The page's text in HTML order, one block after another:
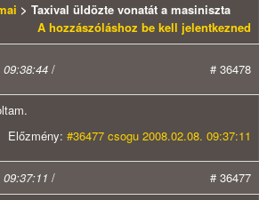
> Taxival üldözte vonatát a masiniszta
A hozzászóláshoz be kell jelentkezned
/ # 36478
Előzmény: #36477 csogu 2008.02.08. 09:37:11
/
# 36477